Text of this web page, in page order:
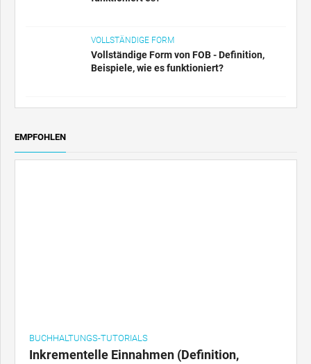
VOLLSTÄNDIGE FORM
Vollständige Form von FOB - Definition,
Beispiele, wie es funktioniert?
EMPFOHLEN
BUCHHALTUNGS-TUTORIALS
Inkrementelle Einnahmen (Definition,